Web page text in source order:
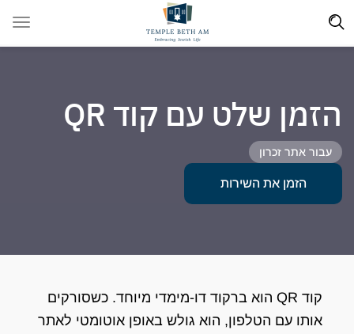
הזמן שלט עם קוד QR
עבור אתר זכרון
הזמן את השירות
קוד QR הוא ברקוד דו-מימדי מיוחד. כשסורקים
אותו עם הטלפון, הוא גולש באופן אוטומטי לאתר